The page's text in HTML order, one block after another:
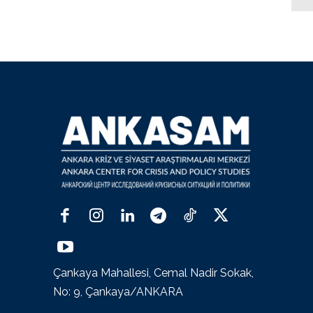
Çankaya Mahallesi, Cemal Nadir Sokak,
No: 9, Çankaya/ANKARA